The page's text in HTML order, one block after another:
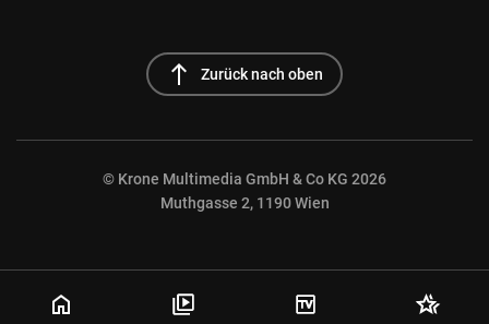
north Zurück nach oben
© Krone Multimedia GmbH & Co KG 2026
Muthgasse 2, 1190 Wien
NaN%